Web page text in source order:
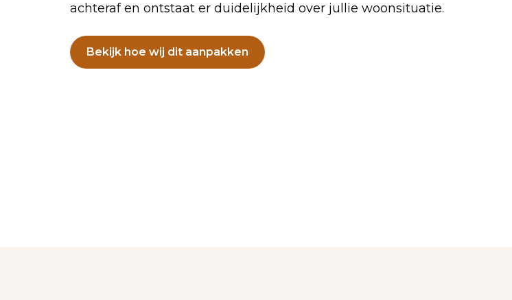
achteraf en ontstaat er duidelijkheid over jullie woonsituatie.
Bekijk hoe wij dit aanpakken